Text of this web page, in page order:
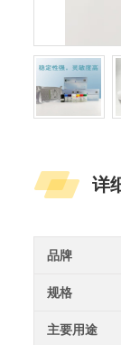
详
品牌
规格
主要用途